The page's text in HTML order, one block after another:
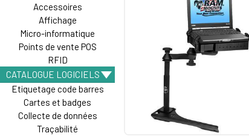
Accessoires
Affichage
Micro-informatique
Points de vente POS
RFID
CATALOGUE LOGICIELS
Etiquetage code barres
Cartes et badges
Collecte de données
Traçabilité